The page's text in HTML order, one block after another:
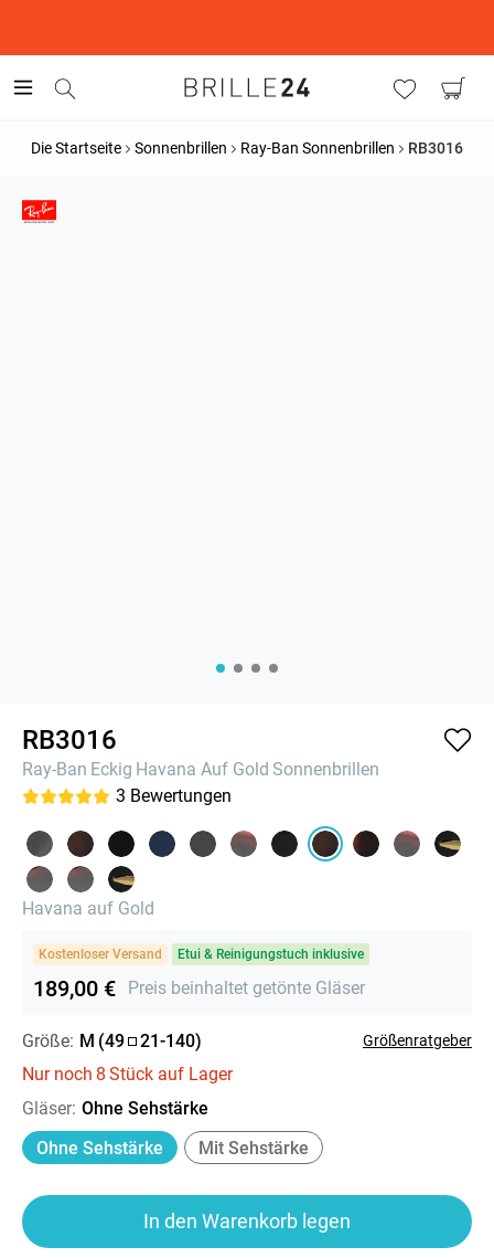
Die Startseite Sonnenbrillen Ray-Ban Sonnenbrillen RB3016
RB3016
Ray-Ban Eckig Havana Auf Gold Sonnenbrillen
3 Bewertungen
Havana auf Gold
Kostenloser Versand Etui & Reinigungstuch inklusive
189,00 € Preis beinhaltet getönte Gläser
Größe: M (49 21-140) Größenratgeber
Nur noch 8 Stück auf Lager
Gläser: Ohne Sehstärke
Ohne Sehstärke
Mit Sehstärke
In den Warenkorb legen